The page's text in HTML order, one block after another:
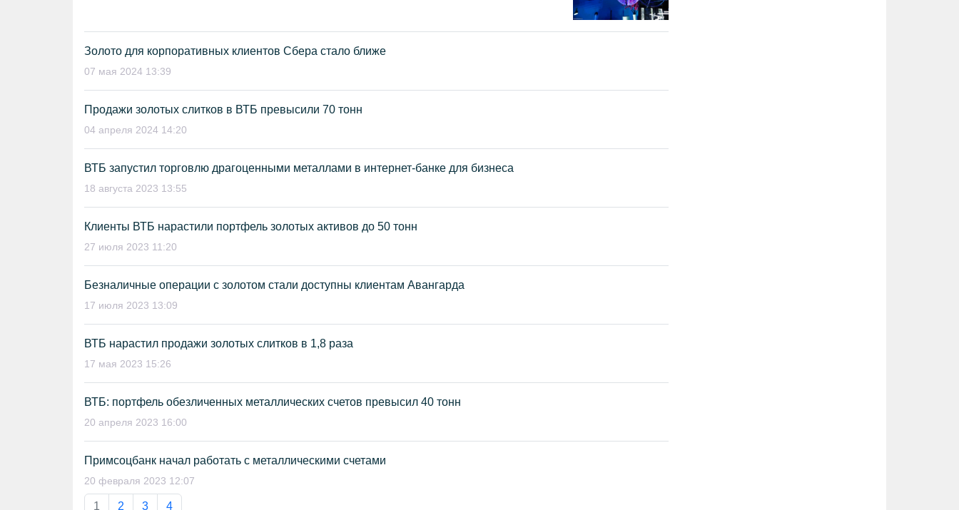
Золото для корпоративных клиентов Сбера стало ближе
07 мая 2024 13:39
Продажи золотых слитков в ВТБ превысили 70 тонн
04 апреля 2024 14:20
ВТБ запустил торговлю драгоценными металлами в интернет-банке для бизнеса
18 августа 2023 13:55
Клиенты ВТБ нарастили портфель золотых активов до 50 тонн
27 июля 2023 11:20
Безналичные операции с золотом стали доступны клиентам Авангарда
17 июля 2023 13:09
ВТБ нарастил продажи золотых слитков в 1,8 раза
17 мая 2023 15:26
ВТБ: портфель обезличенных металлических счетов превысил 40 тонн
20 апреля 2023 16:00
Примсоцбанк начал работать с металлическими счетами
20 февраля 2023 12:07
1 2 3 4